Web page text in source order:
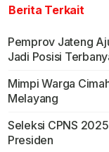
Berita Terkait
Pemprov Jateng
Jadi Posisi
Mimpi Warga
Melayang
Seleksi CPNS
Presiden